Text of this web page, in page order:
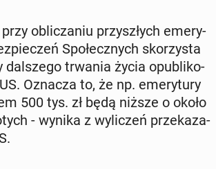
ob­li­cza­niu przy­szłych eme­ry­
Spo­łecz­nych sko­rzy­sta
dal­sze­go trwania życia opu­bli­ko­
Oznacza to, że np. eme­ry­tu­ry
500 tys. zł będą niższe o około
- wynika z wy­li­czeń prze­ka­za­